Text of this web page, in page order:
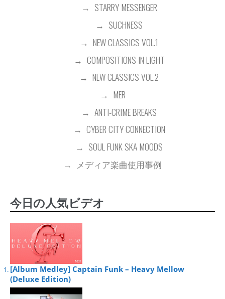
STARRY MESSENGER
SUCHNESS
NEW CLASSICS VOL.1
COMPOSITIONS IN LIGHT
NEW CLASSICS VOL.2
MER
ANTI-CRIME BREAKS
CYBER CITY CONNECTION
SOUL FUNK SKA MOODS
メディア楽曲使用事例
今日の人気ビデオ
[Album Medley] Captain Funk – Heavy Mellow
(Deluxe Edition)